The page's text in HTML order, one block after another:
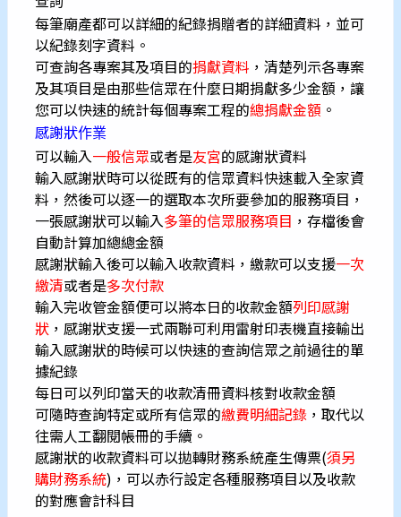
每筆廟產都可以詳細的紀錄捐贈者的詳細資料，並可
以紀錄刻字資料。
可查詢各專案其及項目的捐獻資料 ，清楚列示各專案
及其項目是由那些信眾在什麼日期捐獻多少金額，讓
您可以快速的統計每個專案工程的總捐獻金額 。
感謝狀作業
可以輸入一般信眾或者是友宮的感謝狀資料
輸入感謝狀時可以從既有的信眾資料快速載入全家資
料，然後可以逐一的選取本次所要參加的服務項目，
一張感謝狀可以輸入多筆的信眾服務項目 ，存檔後會
自動計算加總總金額
感謝狀輸入後可以輸入收款資料，繳款可以支援一次
繳清或者是多次付款
輸入完收管金額便可以將本日的收款金額列印感謝
狀 ，感謝狀支援一式兩聯可利用雷射印表機直接輸出
輸入感謝狀的時候可以快速的查詢信眾之前過往的單
據紀錄
每日可以列印當天的收款清冊資料核對收款金額
可隨時查詢特定或所有信眾的繳費明細記錄 ，取代以
往需人工翻閱帳冊的手續。
感謝狀的收款資料可以拋轉財務系統產生傳票(須另
購財務系統) ，可以赤行設定各種服務項目以及收款
的對應會計科目